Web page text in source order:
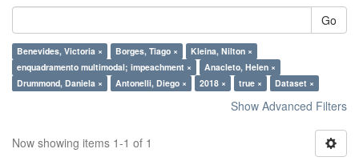
Go
Benevides, Victoria × Borges, Tiago ×
Kleina, Nilton ×
enquadramento multimodal; impeachment ×
Anacleto, Helen ×
Drummond, Daniela ×
Antonelli, Diego × 2018 × true × Dataset ×
Show Advanced Filters
Now showing items 1-1 of 1